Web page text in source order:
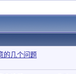
的几个问题